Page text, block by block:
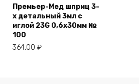
Премьер-Мед шприц 3-
х детальный 3мл с
иглой 23G 0,6х30мм №
100
364,00 ₽